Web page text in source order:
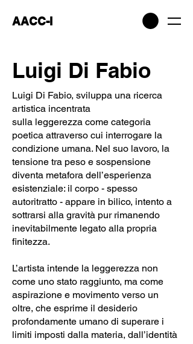
AACC-I
Luigi Di Fabio
Luigi Di Fabio, sviluppa una ricerca
artistica incentrata
sulla leggerezza come categoria
poetica attraverso cui interrogare la
condizione umana. Nel suo lavoro, la
tensione tra peso e sospensione
diventa metafora dell’esperienza
esistenziale: il corpo - spesso
autoritratto - appare in bilico, intento a
sottrarsi alla gravità pur rimanendo
inevitabilmente legato alla propria
finitezza.
L’artista intende la leggerezza non
come uno stato raggiunto, ma come
aspirazione e movimento verso un
oltre, che esprime il desiderio
profondamente umano di superare i
limiti imposti dalla materia, dall’identità